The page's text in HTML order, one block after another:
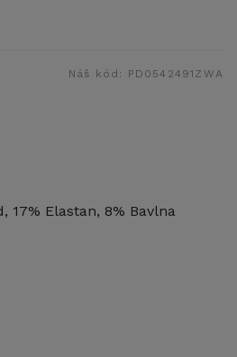
Náš kód: PD0542491ZWA
17% Elastan, 8% Bavlna